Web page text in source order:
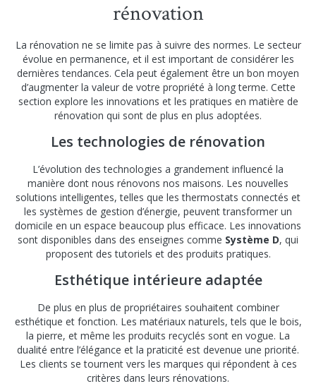
rénovation
La rénovation ne se limite pas à suivre des normes. Le secteur
évolue en permanence, et il est important de considérer les
dernières tendances. Cela peut également être un bon moyen
d’augmenter la valeur de votre propriété à long terme. Cette
section explore les innovations et les pratiques en matière de
rénovation qui sont de plus en plus adoptées.
Les technologies de rénovation
L’évolution des technologies a grandement influencé la
manière dont nous rénovons nos maisons. Les nouvelles
solutions intelligentes, telles que les thermostats connectés et
les systèmes de gestion d’énergie, peuvent transformer un
domicile en un espace beaucoup plus efficace. Les innovations
sont disponibles dans des enseignes comme Système D, qui
proposent des tutoriels et des produits pratiques.
Esthétique intérieure adaptée
De plus en plus de propriétaires souhaitent combiner
esthétique et fonction. Les matériaux naturels, tels que le bois,
la pierre, et même les produits recyclés sont en vogue. La
dualité entre l’élégance et la praticité est devenue une priorité.
Les clients se tournent vers les marques qui répondent à ces
critères dans leurs rénovations.